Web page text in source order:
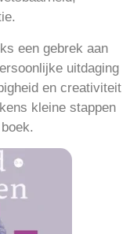
een gebrek aan
uitdaging
en creativiteit
kleine stappen